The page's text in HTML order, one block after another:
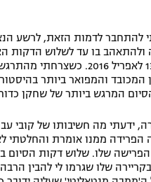
לדמות הזאת, לרשע
ולהתאהב בו עד לשלוש הדקות
מגרש הכדורסל ב־13 לאפריל 2016.
המכובד והמפואר ביותר
המרגש ביותר של שחקן
ידעתי מה חשיבותו של קובי
הפרידה ממנו אומרת והחלטתי
שלו. שלוש דקות הסיום
שלו שגרמו לי להבין